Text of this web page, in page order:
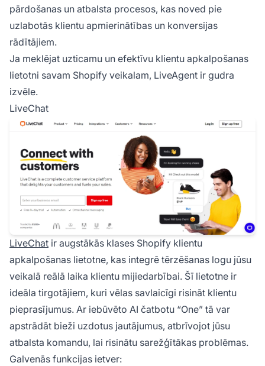
pārdošanas un atbalsta procesos, kas noved pie
uzlabotās klientu apmierinātības un konversijas
rādītājiem.
Ja meklējat uzticamu un efektīvu klientu apkalpošanas
lietotni savam Shopify veikalam, LiveAgent ir gudra
izvēle.
LiveChat
LiveChat ir augstākās klases Shopify klientu
apkalpošanas lietotne, kas integrē tērzēšanas logu jūsu
veikalā reālā laika klientu mijiedarbībai. Šī lietotne ir
ideāla tirgotājiem, kuri vēlas savlaicīgi risināt klientu
pieprasījumus. Ar iebūvēto AI čatbotu “One” tā var
apstrādāt bieži uzdotus jautājumus, atbrīvojot jūsu
atbalsta komandu, lai risinātu sarežģītākas problēmas.
Galvenās funkcijas ietver: